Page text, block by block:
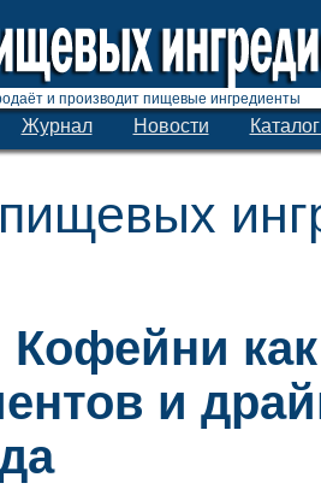
и производит пищевые ингредиенты
Журнал Новости
Кофейни
и